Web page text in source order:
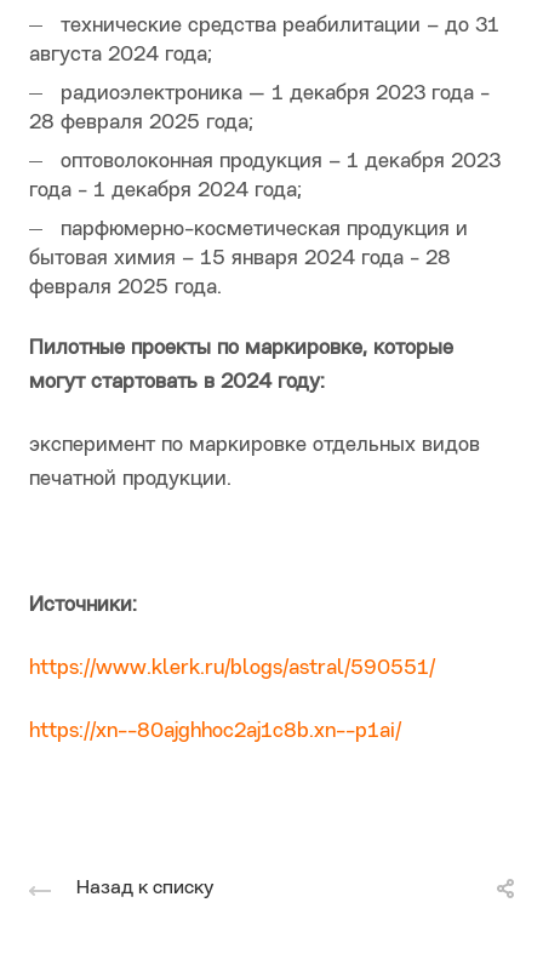
технические средства реабилитации – до 31
августа 2024 года;
радиоэлектроника — 1 декабря 2023 года -
28 февраля 2025 года;
оптоволоконная продукция – 1 декабря 2023
года - 1 декабря 2024 года;
парфюмерно-косметическая продукция и
бытовая химия – 15 января 2024 года - 28
февраля 2025 года.
Пилотные проекты по маркировке, которые
могут стартовать в 2024 году:
эксперимент по маркировке отдельных видов
печатной продукции.
Источники:
https://www.klerk.ru/blogs/astral/590551/
https://xn--80ajghhoc2aj1c8b.xn--p1ai/
Назад к списку